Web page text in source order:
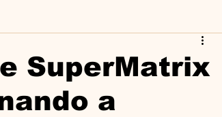
Aphex Twin
SuperMatrix
a